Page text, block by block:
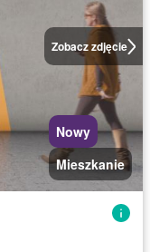
Zobacz zdjęcie
Nowy
Mieszkanie